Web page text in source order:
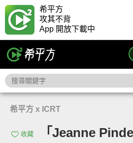
希平方
攻其不背
App 開放下載中
希平方 x ICRT
收藏
「Jeanne